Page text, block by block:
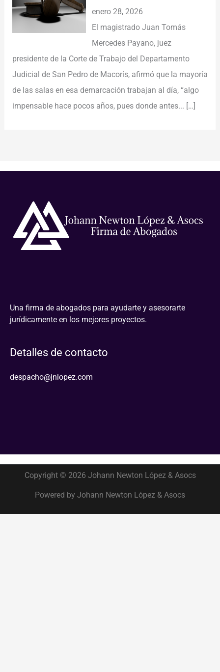
enero 28, 2026
El magistrado Juan Tomás
Mercedes Payano, juez
presidente de la Corte de Trabajo del Departamento
Judicial de San Pedro de Macorís, afirmó que la mayoría
de las salas en esa demarcación trabajan al día, “algo
impensable hace pocos años, pues donde antes... […]
Una firma de abogados para ayudarte y asesorarte
jurídicamente en los mejores proyectos.
Detalles de contacto
despacho@jnlopez.com
Copyright © 2026 Johann Newton López & Asocs
Powered by Johann Newton López & Asocs